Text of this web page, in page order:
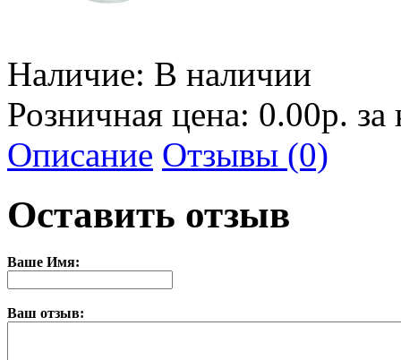
Наличие: В наличии
Розничная цена: 0.00р.
Описание Отзывы (0)
Оставить отзыв
Ваше Имя:
Ваш отзыв: